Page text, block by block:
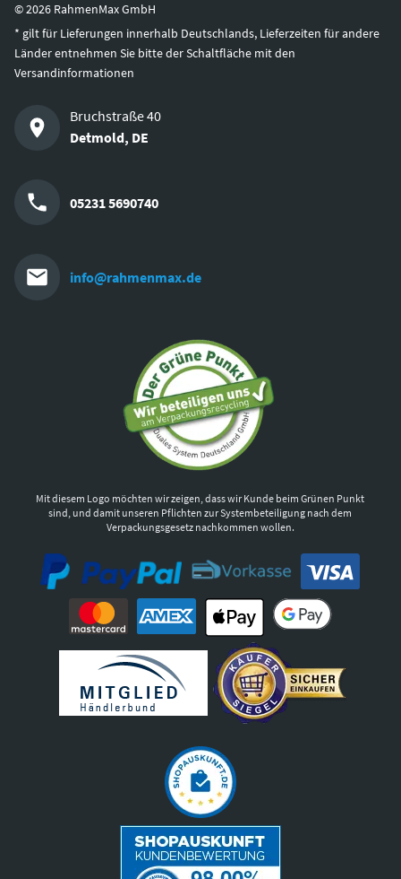
©2026 RahmenMax GmbH
* gilt für Lieferungen innerhalb Deutschlands, Lieferzeiten für andere
Länder entnehmen Sie bitte der Schaltfläche mit den
Versandinformationen
Bruchstraße 40
Detmold, DE
05231 5690740
info@rahmenmax.de
Mit diesem Logo möchten wir zeigen, dass wir Kunde beim Grünen Punkt
sind, und damit unseren Pflichten zur Systembeteiligung nach dem
Verpackungsgesetz nachkommen wollen.